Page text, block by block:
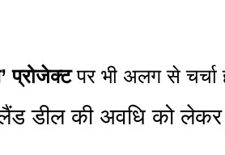
प्रोजेक्टपर भी अलग से चर्चा
डील की अवधि को